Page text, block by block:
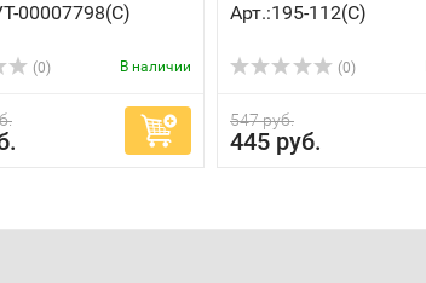
00007798(C)
(0) В наличии
Арт.:195-112(C)
(0)
547 руб.
445 руб.